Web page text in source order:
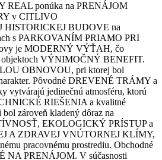
REAL ponúka na PRENÁJOM
v CITLIVO
HISTORICKEJ BUDOVE na
s PARKOVANÍM PRIAMO PRI
je MODERNÝ VÝŤAH, čo
objektoch VÝNIMOČNÝ BENEFIT.
OBNOVOU, pri ktorej bol
Pôvodné DREVENÉ TRÁMY a
vytvárajú jedinečnú atmosféru, ktorú
RIEŠENIA a kvalitné
zároveň kladený dôraz na
EKOLOGICKÝ PRÍSTUP a
A ZDRAVEJ VNÚTORNEJ KLÍMY,
pracovnému prostrediu. Obchodné
NA PRENÁJOM. V súčasnosti